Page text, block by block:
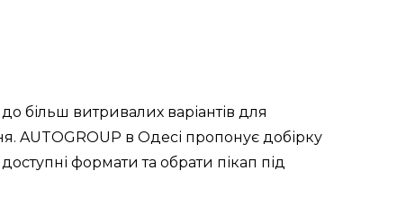
більш витривалих варіантів для
AUTOGROUP в Одесі пропонує добірку
формати та обрати пікап під